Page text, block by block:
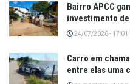
Bairro APCC
investimento
24/07/2026 - 17:01
Carro em
entre elas uma